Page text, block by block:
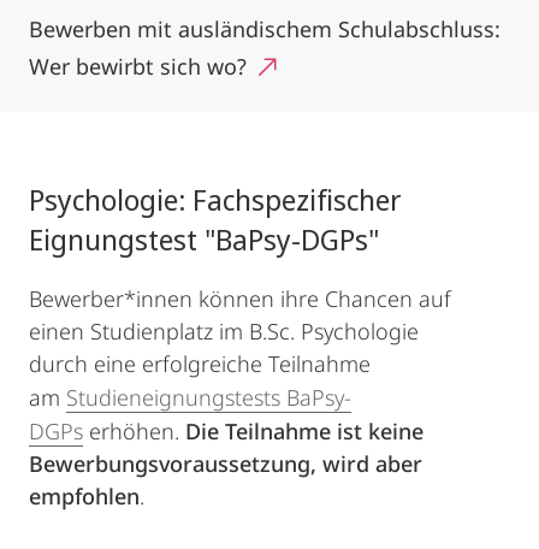
Bewerben mit ausländischem Schulabschluss:
Wer bewirbt sich wo?
Psychologie: Fachspezifischer
Eignungstest "BaPsy-DGPs"
Bewerber*innen können ihre Chancen auf
einen Studienplatz im B.Sc. Psychologie
durch eine erfolgreiche Teilnahme
am Studieneignungstests BaPsy-
DGPs erhöhen. Die Teilnahme ist keine
Bewerbungsvoraussetzung, wird aber
empfohlen.